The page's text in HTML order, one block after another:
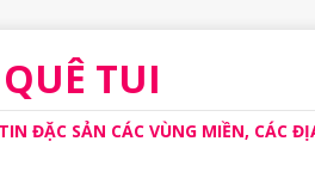
TUI
ĐẶC SẢN CÁC VÙNG MIỀN, CÁC